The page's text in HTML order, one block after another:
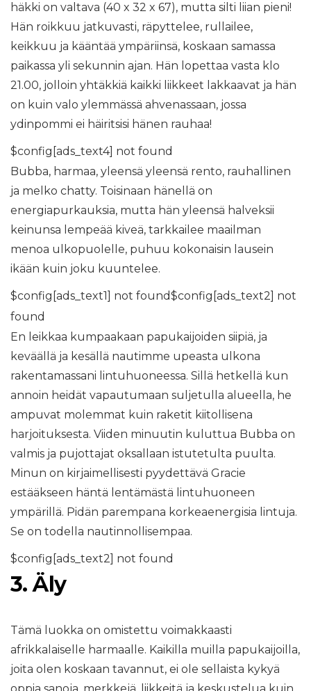
häkki on valtava (40 x 32 x 67), mutta silti liian pieni!
Hän roikkuu jatkuvasti, räpyttelee, rullailee,
keikkuu ja kääntää ympäriinsä, koskaan samassa
paikassa yli sekunnin ajan. Hän lopettaa vasta klo
21.00, jolloin yhtäkkiä kaikki liikkeet lakkaavat ja hän
on kuin valo ylemmässä ahvenassaan, jossa
ydinpommi ei häiritsisi hänen rauhaa!
$config[ads_text4] not found
Bubba, harmaa, yleensä yleensä rento, rauhallinen
ja melko chatty. Toisinaan hänellä on
energiapurkauksia, mutta hän yleensä halveksii
keinunsa lempeää kiveä, tarkkailee maailman
menoa ulkopuolelle, puhuu kokonaisin lausein
ikään kuin joku kuuntelee.
$config[ads_text1] not found$config[ads_text2] not
found
En leikkaa kumpaakaan papukaijoiden siipiä, ja
keväällä ja kesällä nautimme upeasta ulkona
rakentamassani lintuhuoneessa. Sillä hetkellä kun
annoin heidät vapautumaan suljetulla alueella, he
ampuvat molemmat kuin raketit kiitollisena
harjoituksesta. Viiden minuutin kuluttua Bubba on
valmis ja pujottajat oksallaan istutetulta puulta.
Minun on kirjaimellisesti pyydettävä Gracie
estääkseen häntä lentämästä lintuhuoneen
ympärillä. Pidän parempana korkeaenergisia lintuja.
Se on todella nautinnollisempaa.
$config[ads_text2] not found
3. Äly
Tämä luokka on omistettu voimakkaasti
afrikkalaiselle harmaalle. Kaikilla muilla papukaijoilla,
joita olen koskaan tavannut, ei ole sellaista kykyä